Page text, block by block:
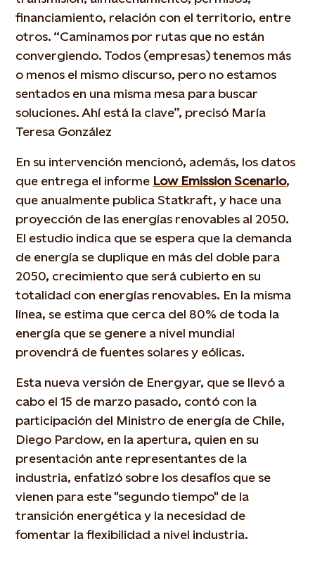
financiamiento, relación con el territorio, entre
otros. “Caminamos por rutas que no están
convergiendo. Todos (empresas) tenemos más
o menos el mismo discurso, pero no estamos
sentados en una misma mesa para buscar
soluciones. Ahí está la clave”, precisó María
Teresa González
En su intervención mencionó, además, los datos
que entrega el informe Low Emission Scenario,
que anualmente publica Statkraft, y hace una
proyección de las energías renovables al 2050.
El estudio indica que se espera que la demanda
de energía se duplique en más del doble para
2050, crecimiento que será cubierto en su
totalidad con energías renovables. En la misma
línea, se estima que cerca del 80% de toda la
energía que se genere a nivel mundial
provendrá de fuentes solares y eólicas.
Esta nueva versión de Energyar, que se llevó a
cabo el 15 de marzo pasado, contó con la
participación del Ministro de energía de Chile,
Diego Pardow, en la apertura, quien en su
presentación ante representantes de la
industria, enfatizó sobre los desafíos que se
vienen para este "segundo tiempo" de la
transición energética y la necesidad de
fomentar la flexibilidad a nivel industria.